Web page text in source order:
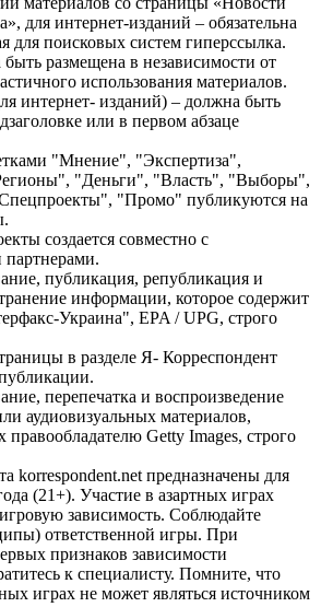
для интернет-изданий – обязательна
для поисковых систем гиперссылка.
размещена в независимости от
использования материалов.
интернет- изданий) – должна быть
или в первом абзаце
"Мнение", "Экспертиза",
"Деньги", "Власть", "Выборы",
"Промо" публикуются на
создается совместно с
публикация, републикация и
информации, которое содержит
Украина", EPA / UPG, строго
в разделе Я- Корреспондент
перепечатка и воспроизведение
аудиовизуальных материалов,
Getty Images, строго
korrespondent.net предназначены для
(21+). Участие в азартных играх
зависимость. Соблюдайте
ответственной игры. При
признаков зависимости
к специалисту. Помните, что
играх не может являться источником